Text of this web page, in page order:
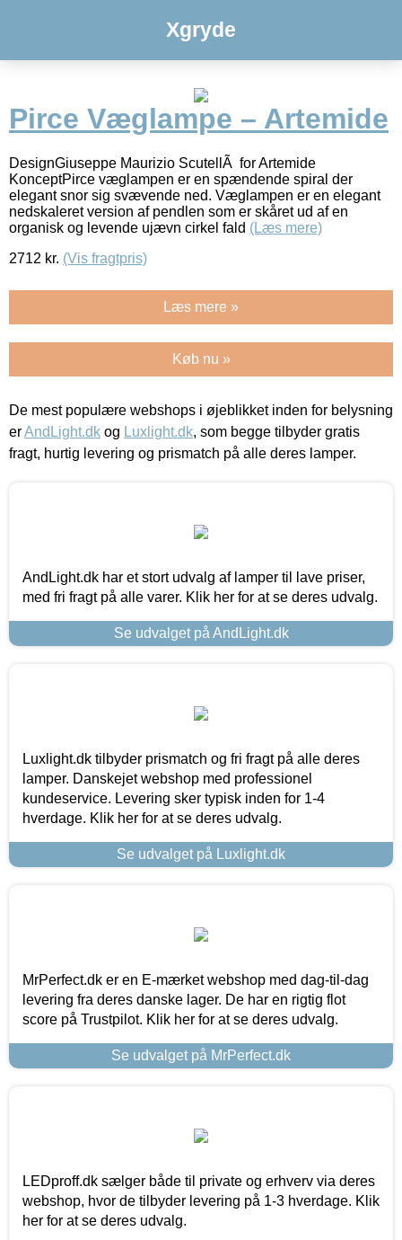
Xgryde
Pirce Væglampe – Artemide
DesignGiuseppe Maurizio ScutellÃ for Artemide
KonceptPirce væglampen er en spændende spiral der
elegant snor sig svævende ned. Væglampen er en elegant
nedskaleret version af pendlen som er skåret ud af en
organisk og levende ujævn cirkel fald (Læs mere)
2712 kr. (Vis fragtpris)
Læs mere »
Køb nu »
De mest populære webshops i øjeblikket inden for belysning
erAndLight.dk og Luxlight.dk, som begge tilbyder gratis
fragt, hurtig levering og prismatch på alle deres lamper.
AndLight.dk har et stort udvalg af lamper til lave priser,
med fri fragt på alle varer. Klik her for at se deres udvalg.
Se udvalget på AndLight.dk
Luxlight.dk tilbyder prismatch og fri fragt på alle deres
lamper. Danskejet webshop med professionel
kundeservice. Levering sker typisk inden for 1-4
hverdage. Klik her for at se deres udvalg.
Se udvalget på Luxlight.dk
MrPerfect.dk er en E-mærket webshop med dag-til-dag
levering fra deres danske lager. De har en rigtig flot
score på Trustpilot. Klik her for at se deres udvalg.
Se udvalget på MrPerfect.dk
LEDproff.dk sælger både til private og erhverv via deres
webshop, hvor de tilbyder levering på 1-3 hverdage. Klik
her for at se deres udvalg.